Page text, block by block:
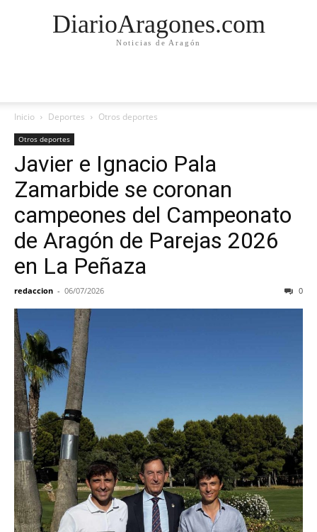
DiarioAragones.com
Noticias de Aragón
Inicio Deportes Otros deportes
Otros deportes
Javier e Ignacio Pala
Zamarbide se coronan
campeones del Campeonato
de Aragón de Parejas 2026
en La Peñaza
redaccion - 06/07/2026 0